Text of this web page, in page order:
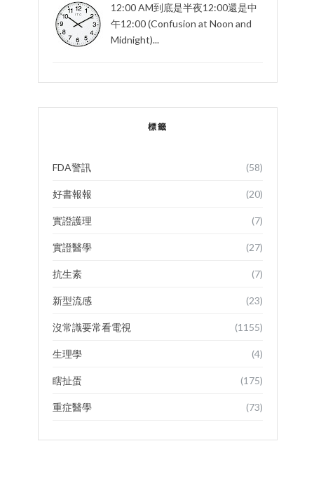
12:00 AM到底是半夜12:00還是中
午12:00 (Confusion at Noon and
Midnight)...
標籤
FDA警訊 (58)
好書報報 (20)
實證護理 (7)
實證醫學 (27)
抗生素 (7)
新型流感 (23)
沒常識要常看電視 (1155)
生理學 (4)
瞎扯蛋 (175)
重症醫學 (73)